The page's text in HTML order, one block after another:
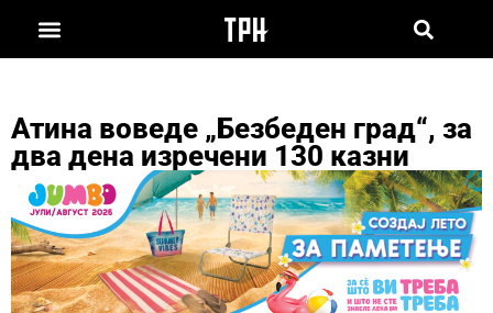
Атина воведе „Безбеден град“, за
два дена изречени 130 казни